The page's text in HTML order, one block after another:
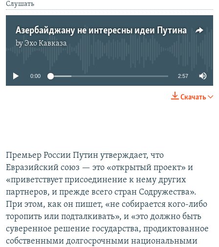
Слушать
Азербайджану не интересны идеи Путина
by Эхо Кавказа
0:00 2:57
Скачать
Премьер России Путин утверждает, что
Евразийский союз — это «открытый проект» и
«приветствует присоединение к нему других
партнеров, и прежде всего стран Содружества».
При этом, как он пишет, «не собирается кого-либо
торопить или подталкивать», и «это должно быть
суверенное решение государства, продиктованное
собственными долгосрочными национальными